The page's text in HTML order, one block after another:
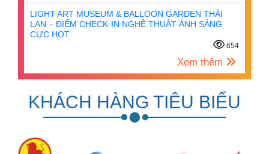
LIGHT ART MUSEUM & BALLOON GARDEN THÁI
LAN – ĐIỂM CHECK-IN NGHỆ THUẬT ÁNH SÁNG
CỰC HOT
654
Xem thêm
KHÁCH HÀNG TIÊU BIỂU